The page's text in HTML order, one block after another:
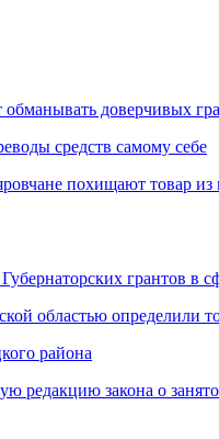
доверчивых
средств самому себе
похищают товар
грантов в
областью определили
района
редакцию закона о